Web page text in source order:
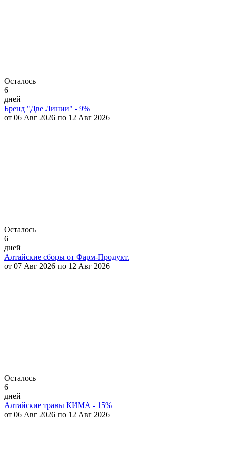
Осталось
6
дней
Бренд "Две Линии" - 9%
от 06 Авг 2026 по 12 Авг 2026
Осталось
6
дней
Алтайские сборы от Фарм-Продукт.
от 07 Авг 2026 по 12 Авг 2026
Осталось
6
дней
Алтайские травы КИМА - 15%
от 06 Авг 2026 по 12 Авг 2026